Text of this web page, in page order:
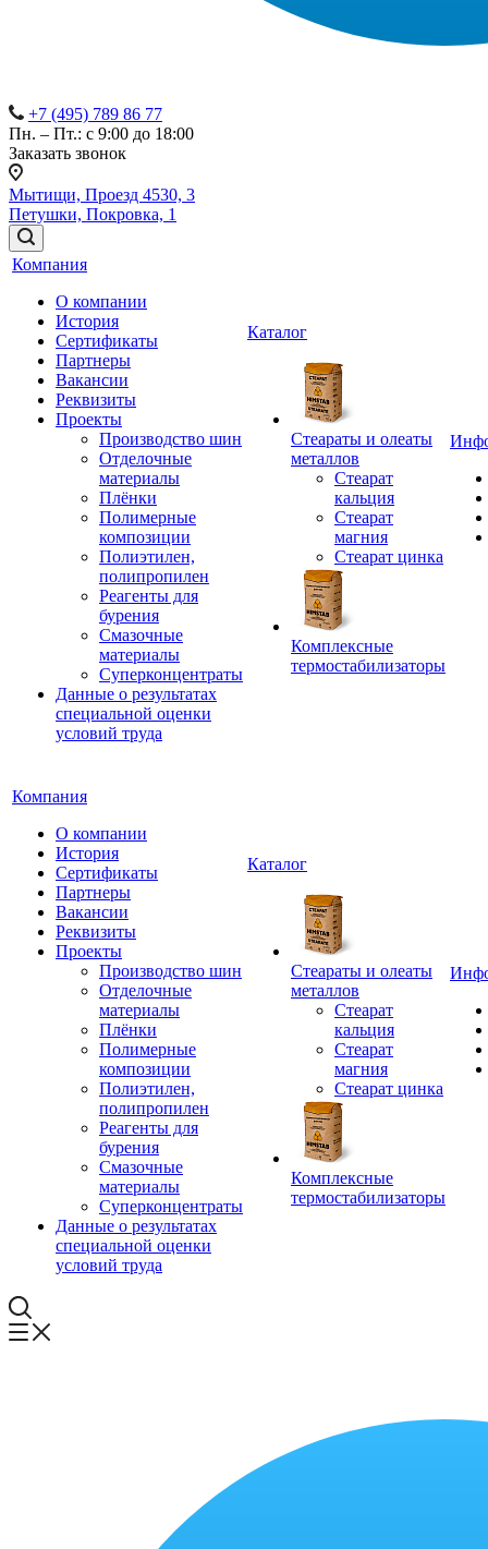
+7 (495) 789 86 77
Пн. – Пт.: с 9:00 до 18:00
Заказать звонок
Мытищи, Проезд 4530, 3
Петушки, Покровка, 1
Компания
О компании
История
Сертификаты
Партнеры
Вакансии
Реквизиты
Проекты
Производство шин
Отделочные
материалы
Плёнки
Полимерные
композиции
Полиэтилен,
полипропилен
Реагенты для
бурения
Смазочные
материалы
Суперконцентраты
Данные о результатах
специальной оценки
условий труда
Каталог
Стеараты и олеаты
металлов
Стеарат
кальция
Стеарат
магния
Стеарат цинка
Комплексные
термостабилизаторы
Компания
О компании
История
Сертификаты
Партнеры
Вакансии
Реквизиты
Проекты
Производство шин
Отделочные
материалы
Плёнки
Полимерные
композиции
Полиэтилен,
полипропилен
Реагенты для
бурения
Смазочные
материалы
Суперконцентраты
Данные о результатах
специальной оценки
условий труда
Каталог
Стеараты и олеаты
металлов
Стеарат
кальция
Стеарат
магния
Стеарат цинка
Комплексные
термостабилизаторы